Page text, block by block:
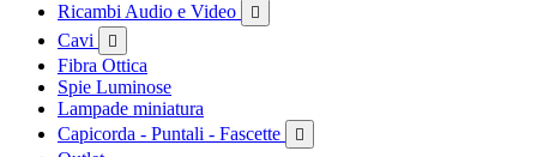
Ricambi Audio e Video 
Cavi 
Fibra Ottica
Spie Luminose
Lampade miniatura
Capicorda - Puntali - Fascette
